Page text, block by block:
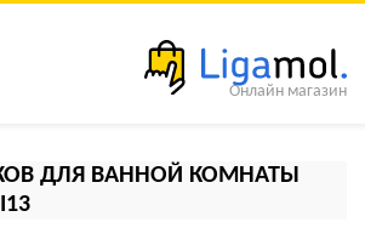
ДЛЯ ВАННОЙ КОМНАТЫ
Онлайн магазин